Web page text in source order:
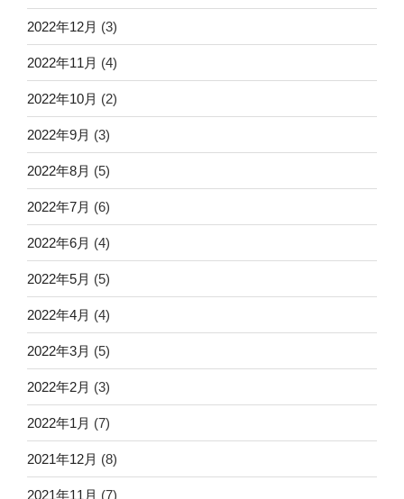
2022年12月 (3)
2022年11月 (4)
2022年10月 (2)
2022年9月 (3)
2022年8月 (5)
2022年7月 (6)
2022年6月 (4)
2022年5月 (5)
2022年4月 (4)
2022年3月 (5)
2022年2月 (3)
2022年1月 (7)
2021年12月 (8)
2021年11月 (7)